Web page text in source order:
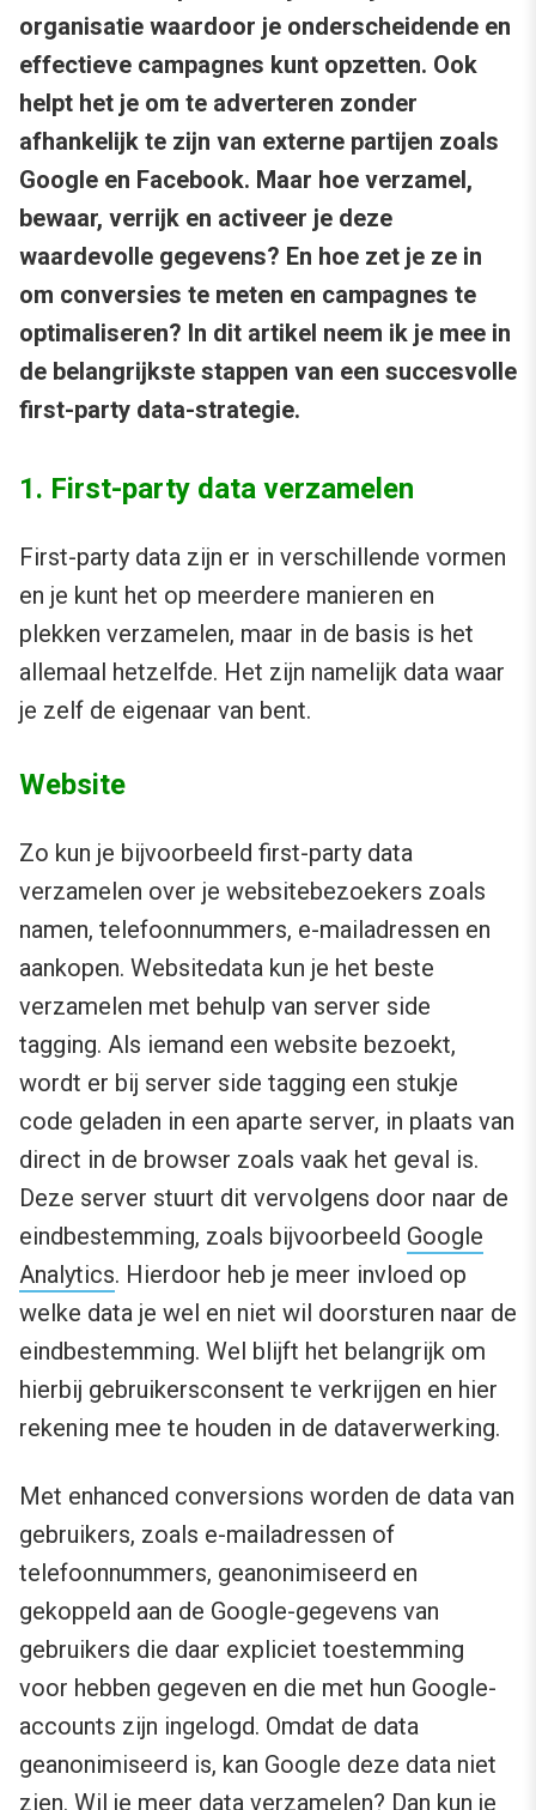
organisatie waardoor je onderscheidende en
effectieve campagnes kunt opzetten. Ook
helpt het je om te adverteren zonder
afhankelijk te zijn van externe partijen zoals
Google en Facebook. Maar hoe verzamel,
bewaar, verrijk en activeer je deze
waardevolle gegevens? En hoe zet je ze in
om conversies te meten en campagnes te
optimaliseren? In dit artikel neem ik je mee in
de belangrijkste stappen van een succesvolle
first-party data-strategie.
1. First-party data verzamelen
First-party data zijn er in verschillende vormen
en je kunt het op meerdere manieren en
plekken verzamelen, maar in de basis is het
allemaal hetzelfde. Het zijn namelijk data waar
je zelf de eigenaar van bent.
Website
Zo kun je bijvoorbeeld first-party data
verzamelen over je websitebezoekers zoals
namen, telefoonnummers, e-mailadressen en
aankopen. Websitedata kun je het beste
verzamelen met behulp van server side
tagging. Als iemand een website bezoekt,
wordt er bij server side tagging een stukje
code geladen in een aparte server, in plaats van
direct in de browser zoals vaak het geval is.
Deze server stuurt dit vervolgens door naar de
eindbestemming, zoals bijvoorbeeld Google
Analytics. Hierdoor heb je meer invloed op
welke data je wel en niet wil doorsturen naar de
eindbestemming. Wel blijft het belangrijk om
hierbij gebruikersconsent te verkrijgen en hier
rekening mee te houden in de dataverwerking.
Met enhanced conversions worden de data van
gebruikers, zoals e-mailadressen of
telefoonnummers, geanonimiseerd en
gekoppeld aan de Google-gegevens van
gebruikers die daar expliciet toestemming
voor hebben gegeven en die met hun Google-
accounts zijn ingelogd. Omdat de data
geanonimiseerd is, kan Google deze data niet
zien. Wil je meer data verzamelen? Dan kun je